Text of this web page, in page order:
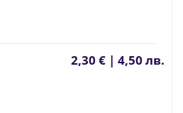
2,30 € | 4,50 лв.